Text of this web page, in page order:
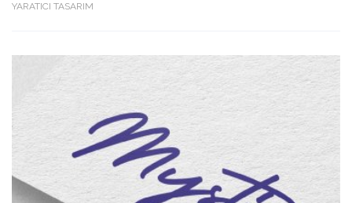
YARATICI TASARIM